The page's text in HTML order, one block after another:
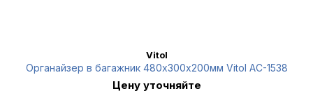
Vitol
Органайзер в багажник 480х300х200мм Vitol AC-1538
Цену уточняйте